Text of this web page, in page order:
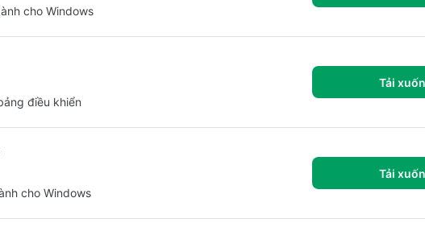
cho Windows
điều khiển
Tải
cho Windows
Tải